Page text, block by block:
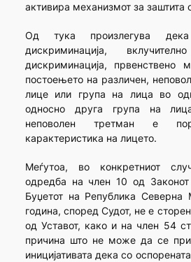
активира механизмот за заштита
Од тука произлегува
дискриминација,
дискриминација,
постоењето на различен,
лице или група на лица во
односно друга група на
неповолен третман е
карактеристика на лицето.
Меѓутоа, во конкретниот
одредба на член 10 од
Буџетот на Република Северна
година, според Судот, не е
од Уставот, како и на член 54
причина што не може да се
иницијативата дека со